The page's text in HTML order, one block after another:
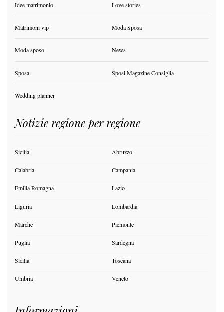
Idee matrimonio Love stories
Matrimoni vip Moda Sposa
Moda sposo News
Sposa Sposi Magazine Consiglia
Wedding planner
Notizie regione per regione
Sicilia Abruzzo
Calabria Campania
Emilia Romagna Lazio
Liguria Lombardia
Marche Piemonte
Puglia Sardegna
Sicilia Toscana
Umbria Veneto